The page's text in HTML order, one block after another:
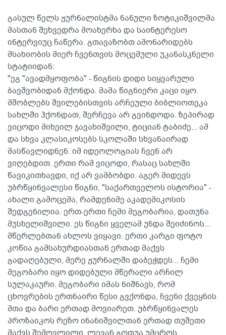
გასულ წელს ჟურნალისტმა ნანული ზოტიკიშვილმა
მასთან შეხვედრა მოახერხა და საინტერესო
ინტერვიუც ჩაწერა. გთავაზობთ ამონარიდებს
მსახიობის მიერ ჩვენთვის მოცემული უკანასკნელი
სტატიიდან:
"ეგ "ავადმყოფობა" - წიგნის დიდი სიყვარული
ბავშვობიდან მქონდა. მამა წიგნიერი კაცი იყო.
მშობლებს შვილებისთვის არჩეული ბიბლიოთეკა
სახლში ჰქონდათ, შერჩევა არ გვინდოდა. ზეპირად
ვიცოდი მიხეილ ჯავახიშვილი, ტიციან ტაბიძე... ამ
და სხვა კლასიკოსებს სკოლაში სხვანაირად
მასწავლიდნენ. იმ იდეოლოგიას ჩვენ არ
ვიღებდით. ერთი რამ ვიცოდი, რასაც სახლში
წავიკითხავდი, იქ არ ვამბობდი. აგერ მიდევს
უბრწყინვალესი წიგნი, "საქართველოს ისტორია" -
ახალი გამოცემა, რამდენიმე აკადემიკოსის
შედგენილია. ერთ-ერთი ჩემი მეგობარია, დათუნა
მუსხელიშვილი. ეს წიგნი ყველამ უნდა შეიძინოს...
მწერლებთან ახლოს ვიყავი. ერთი კარგი ფოტო
კოწია გამსახურდიასთან ერთად მაქვს
გადაღებული, მერე ჟურნალში დაბეჭდეს... ჩემი
მეგობარი იყო დიდებული მწერალი არჩილ
სულაკაური. მეგობარი იმას ნიშნავს, რომ
ცხოვრების ერთნაირი წესი გვქონდა, ჩვენი ქვეყნის
მთა და ბარი ერთად მოვიარეთ. უბრწყინვალეს
პროზაიკოს რეზო ინანიშვილთან ერთად თუშეთი